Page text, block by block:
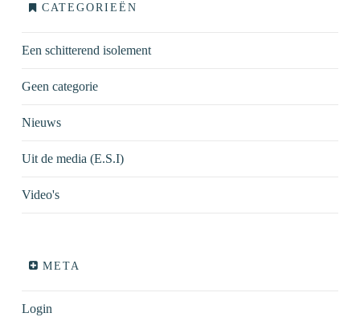
CATEGORIEËN
Een schitterend isolement
Geen categorie
Nieuws
Uit de media (E.S.I)
Video's
META
Login